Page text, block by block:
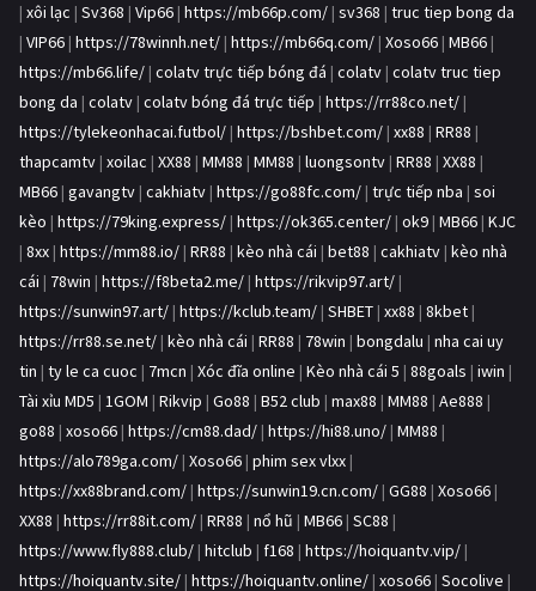
| xôi lạc | Sv368 | Vip66 | https://mb66p.com/ | sv368 | truc tiep bong da
| VIP66 | https://78winnh.net/ | https://mb66q.com/ | Xoso66 | MB66 |
https://mb66.life/ | colatv trực tiếp bóng đá | colatv | colatv truc tiep
bong da | colatv | colatv bóng đá trực tiếp | https://rr88co.net/ |
https://tylekeonhacai.futbol/ | https://bshbet.com/ | xx88 | RR88 |
thapcamtv | xoilac | XX88 | MM88 | MM88 | luongsontv | RR88 | XX88 |
MB66 | gavangtv | cakhiatv | https://go88fc.com/ | trực tiếp nba | soi
kèo | https://79king.express/ | https://ok365.center/ | ok9 | MB66 | KJC
| 8xx | https://mm88.io/ | RR88 | kèo nhà cái | bet88 | cakhiatv | kèo nhà
cái | 78win | https://f8beta2.me/ | https://rikvip97.art/ |
https://sunwin97.art/ | https://kclub.team/ | SHBET | xx88 | 8kbet |
https://rr88.se.net/ | kèo nhà cái | RR88 | 78win | bongdalu | nha cai uy
tin | ty le ca cuoc | 7mcn | Xóc đĩa online | Kèo nhà cái 5 | 88goals | iwin |
Tài xỉu MD5 | 1GOM | Rikvip | Go88 | B52 club | max88 | MM88 | Ae888 |
go88 | xoso66 | https://cm88.dad/ | https://hi88.uno/ | MM88 |
https://alo789ga.com/ | Xoso66 | phim sex vlxx |
https://xx88brand.com/ | https://sunwin19.cn.com/ | GG88 | Xoso66 |
XX88 | https://rr88it.com/ | RR88 | nổ hũ | MB66 | SC88 |
https://www.fly888.club/ | hitclub | f168 | https://hoiquantv.vip/ |
https://hoiquantv.site/ | https://hoiquantv.online/ | xoso66 | Socolive |